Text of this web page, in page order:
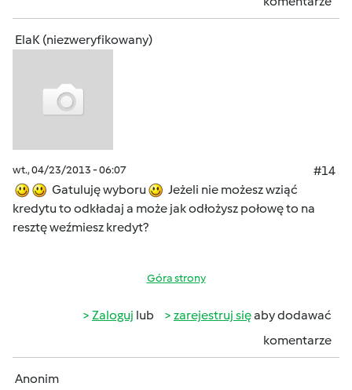
ElaK (niezweryfikowany)
wt., 04/23/2013 - 06:07
#14
Gatuluję wyboru
Jeżeli nie możesz wziąć
kredytu to odkładaj a może jak odłożysz połowę to na
resztę weźmiesz kredyt?
Góra strony
Zaloguj lub zarejestruj sięaby dodawać
komentarze
Anonim